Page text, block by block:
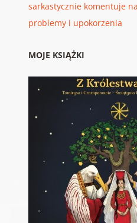
sarkastycznie komentuje
problemy i upokorzenia
MOJE KSIĄŻKI